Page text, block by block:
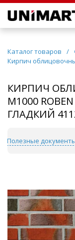
Каталог товаров /
Кирпич
КИРПИЧ
М1000
ГЛАДКИЙ
Полезные